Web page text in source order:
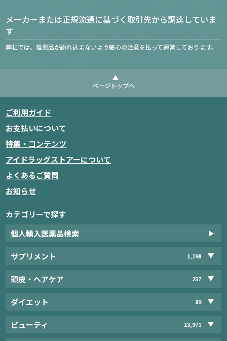
メーカーまたは正規流通に基づく取引先から調達していま
す
弊社では、粗悪品が紛れ込まないよう細心の注意を払って運営しております。
ページトップへ
ご利用ガイド
お支払いについて
特集・コンテンツ
アイドラッグストアーについて
よくあるご質問
お知らせ
カテゴリーで探す
個人輸入医薬品検索
サプリメント 1,198
頭皮・ヘアケア 257
ダイエット 89
ビューティ 13,971